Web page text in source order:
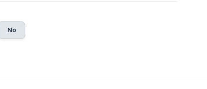
No